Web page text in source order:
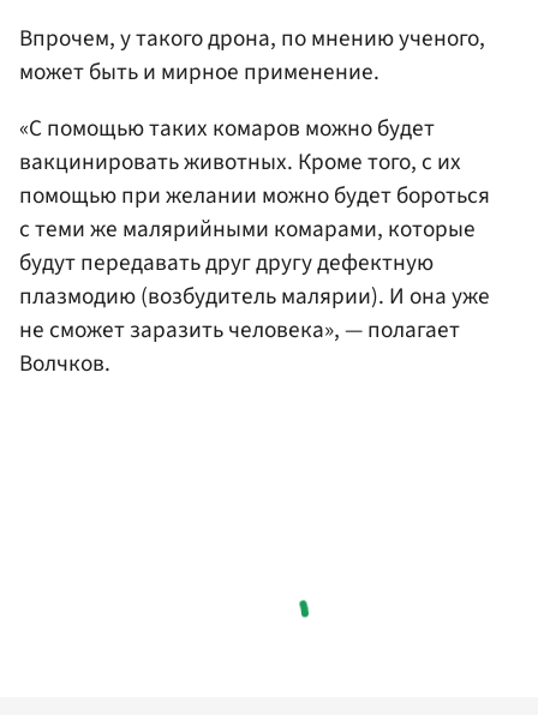
Впрочем, у такого дрона, по мнению ученого,
может быть и мирное применение.
«С помощью таких комаров можно будет
вакцинировать животных. Кроме того, с их
помощью при желании можно будет бороться
с теми же малярийными комарами, которые
будут передавать друг другу дефектную
плазмодию (возбудитель малярии). И она уже
не сможет заразить человека», — полагает
Волчков.